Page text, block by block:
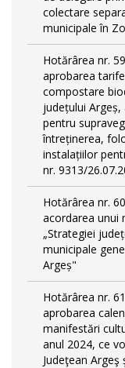
colectare
municipale în
Hotărârea nr.
aprobarea
compostare
județului
pentru
întreținerea,
instalațiilor
nr. 9313/
Hotărârea nr.
acordarea unui
„Strategiei
municipale
Argeș"
Hotărârea nr.
aprobarea
manifestări
anul 2024, ce
Judeţean